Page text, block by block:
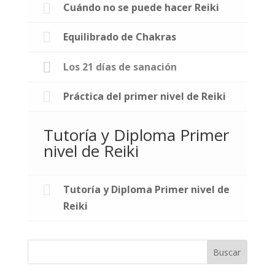
Cuándo no se puede hacer Reiki
Equilibrado de Chakras
Los 21 días de sanación
Práctica del primer nivel de Reiki
Tutoría y Diploma Primer
nivel de Reiki
Tutoría y Diploma Primer nivel de
Reiki